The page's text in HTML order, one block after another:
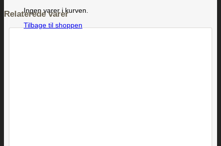
Ingen varer i kurven.
Tilbage til shoppen
Relaterede varer